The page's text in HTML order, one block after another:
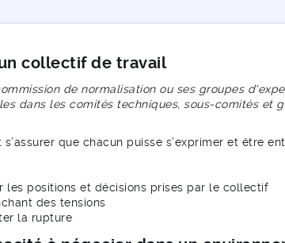
collectif de travail
de normalisation ou ses groupes
dans les comités techniques, sous-comités et
que chacun puisse s’exprimer et être
les positions et décisions prises par le collectif
des tensions
la rupture